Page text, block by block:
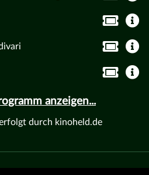
anzeigen...
durch kinoheld.de